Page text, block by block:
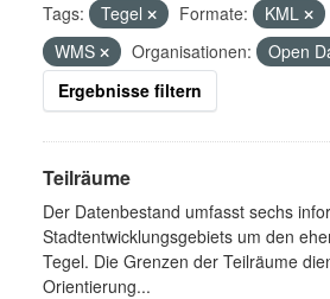
Tags: Tegel Formate: KML
WMS
Organisationen:
Open
Ergebnisse filtern
Teilräume
Der Datenbestand umfasst sechs
Stadtentwicklungsgebiets um den
Tegel. Die Grenzen der Teilräume
Orientierung...